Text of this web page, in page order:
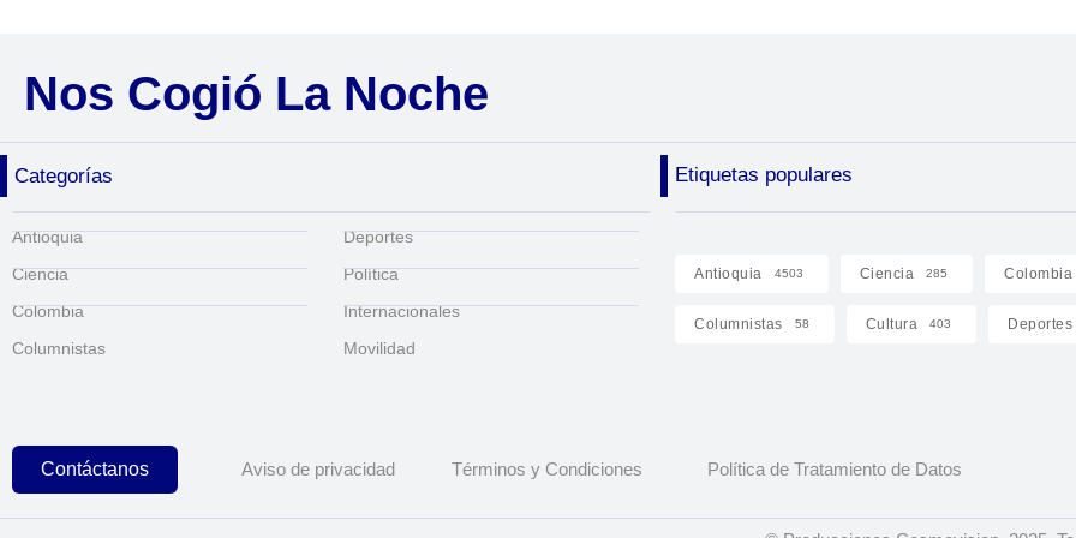
Nos Cogió La Noche
Categorías Etiquetas populares
Antioquia
Ciencia
Colombia
Columnistas
Deportes
Política
Internacionales
Movilidad
Antioquia 4503 Ciencia 285 Colombia
Columnistas 58 Cultura 403 Deportes
Contáctanos Aviso de privacidad Términos y Condiciones Política de Tratamiento de Datos